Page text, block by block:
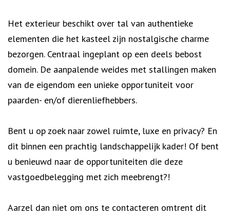
Het exterieur beschikt over tal van authentieke
elementen die het kasteel zijn nostalgische charme
bezorgen. Centraal ingeplant op een deels bebost
domein. De aanpalende weides met stallingen maken
van de eigendom een unieke opportuniteit voor
paarden- en/of dierenliefhebbers.
Bent u op zoek naar zowel ruimte, luxe en privacy? En
dit binnen een prachtig landschappelijk kader! Of bent
u benieuwd naar de opportuniteiten die deze
vastgoedbelegging met zich meebrengt?!
Aarzel dan niet om ons te contacteren omtrent dit